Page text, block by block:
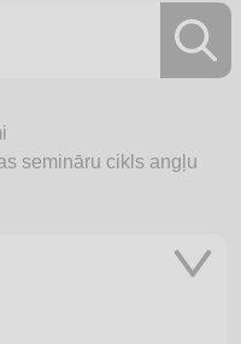
semināru cikls angļu